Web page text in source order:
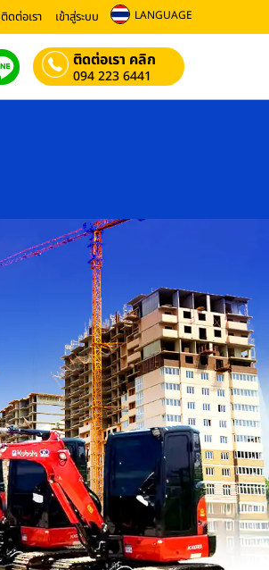
ติดต่อเรา เข้าสู่ระบบ LANGUAGE
ติดต่อเรา คลิก
094 223 6441